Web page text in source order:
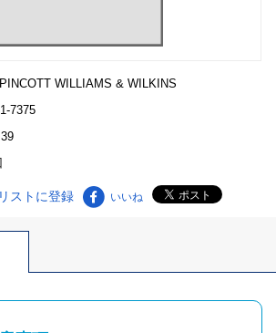
WILLIAMS & WILKINS
7375
ストに登録 いいね